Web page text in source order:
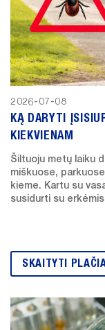
2026-07-08
KĄ DARYTI
KIEKVIENAM
Šiltuoju metų laiku
miškuose,
kieme. Kartu su
susidurti su
SKAITYTI